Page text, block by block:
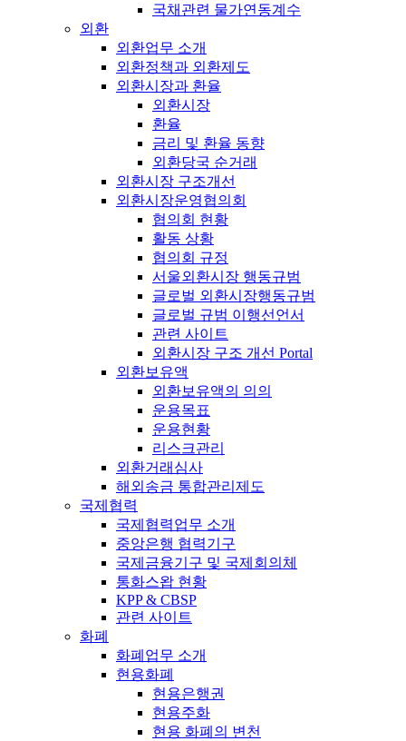
국채관련 물가연동계수
외환
외환업무 소개
외환정책과 외환제도
외환시장과 환율
외환시장
환율
금리 및 환율 동향
외환당국 순거래
외환시장 구조개선
외환시장운영협의회
협의회 현황
활동 상황
협의회 규정
서울외환시장 행동규범
글로벌 외환시장행동규범
글로벌 규범 이행선언서
관련 사이트
외환시장 구조 개선 Portal
외환보유액
외환보유액의 의의
운용목표
운용현황
리스크관리
외환거래심사
해외송금 통합관리제도
국제협력
국제협력업무 소개
중앙은행 협력기구
국제금융기구 및 국제회의체
통화스왑 현황
KPP & CBSP
관련 사이트
화폐
화폐업무 소개
현용화폐
현용은행권
현용주화
현용 화폐의 변천